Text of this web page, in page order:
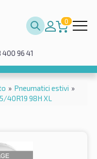
0
96 41
» Pneumatici estivi »
40R19 98H XL